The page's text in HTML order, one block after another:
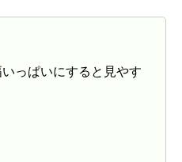
っぱいにすると見やす